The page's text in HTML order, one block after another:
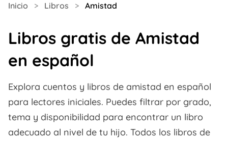
Inicio > Libros > Amistad
Libros gratis de Amistad
en español
Explora cuentos y libros de amistad en español
para lectores iniciales. Puedes filtrar por grado,
tema y disponibilidad para encontrar un libro
adecuado al nivel de tu hijo. Todos los libros de